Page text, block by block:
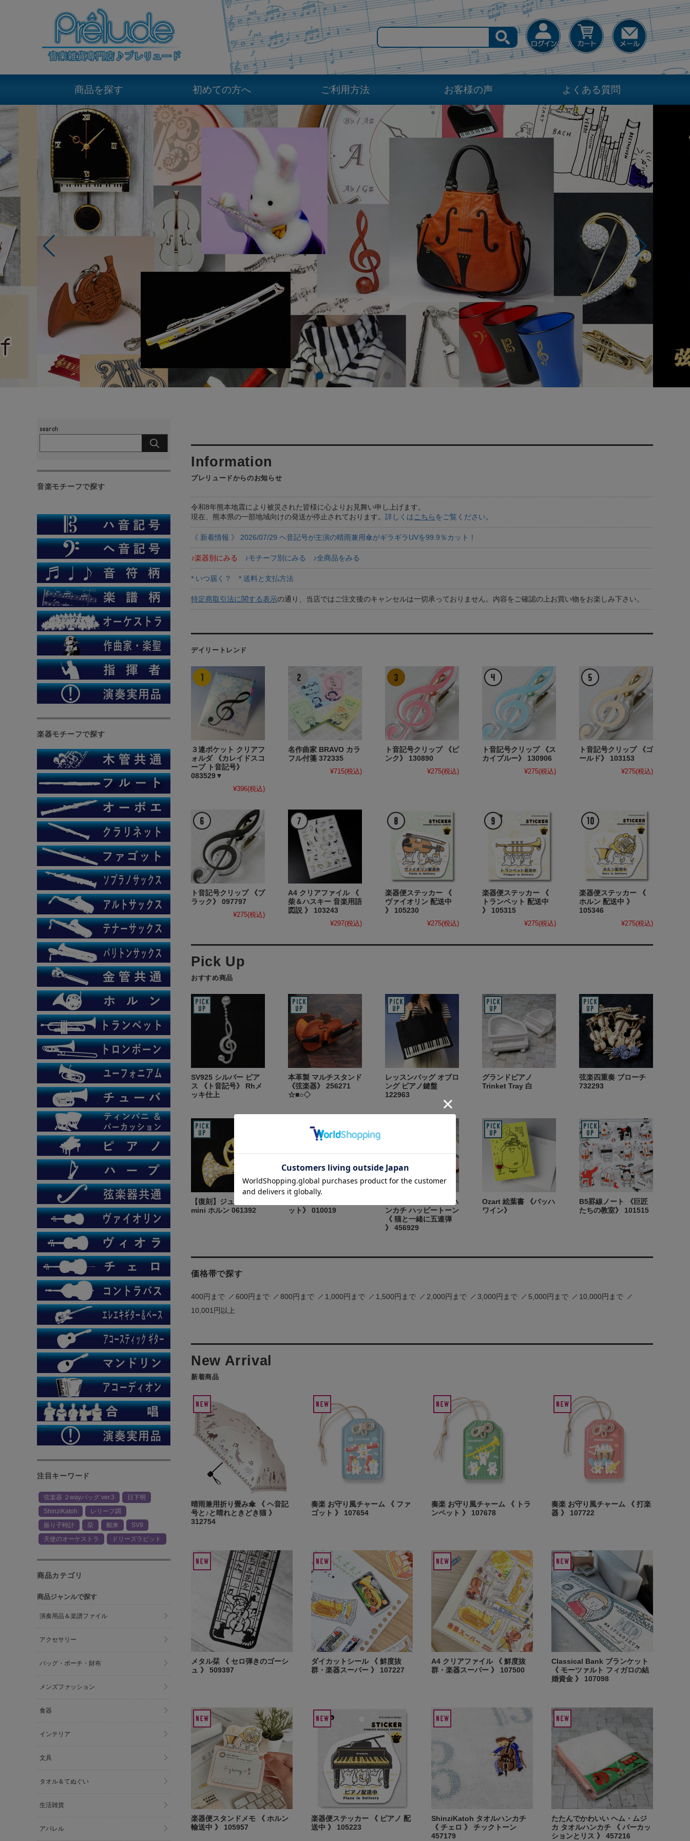
商品を探す 初めての方へ ご利用方法 お客様の声 よくある質問
プレリュードからのお知らせ
令和8年熊本地震により被災された皆様に心よりお見舞い申し上げます。
現在、熊本県の一部地域向けの発送が停止されております。 詳しくは こちら をご覧ください 。
《 新着情報 》 2026/07/29 ヘ音記号が主演の晴雨兼用傘がギラギラUVを99.9％カット！
♪楽器別にみる ♪モチーフ別にみる ♪全商品をみる
* いつ届く？ * 送料と支払方法
特定商取引法に関する表示の通り、当店ではご注文後のキャンセルは一切承っておりません。内容をご確認の上お買い物をお楽しみ下さい。
デイリートレンド
３連ポケット クリアフ
ォルダ 《カレイドスコ
ープ ト音記号》
083529▼
¥396(税込)
名作曲家 BRAVO カラ
フル付箋 372335
¥715(税込)
ト音記号クリップ 《ピ
ンク》 130890
¥275(税込)
ト音記号クリップ 《ス
カイブルー》 130906
¥275(税込)
ト音記号クリップ 《ゴ
ールド》 103153
¥275(税込)
ト音記号クリップ 《ブ
ラック》 097797
¥275(税込)
A4 クリアファイル 《
柴＆ハスキー 音楽用語
図説 》 103243
¥297(税込)
楽器便ステッカー 《
ヴァイオリン 配送中
》 105230
¥275(税込)
楽器便ステッカー 《
トランペット 配送中
》 105315
¥275(税込)
楽器便ステッカー 《
ホルン 配送中 》
105346
¥275(税込)
おすすめ商品
SV925 シルバー ピア
ス 《ト音記号》 Rhメ
ッキ仕上
本革製 マルチスタンド
《弦楽器》 256271
☆■○◇
レッスンバッグ オブロ
ング ピアノ鍵盤
122963
グランドピアノ
Trinket Tray 白
弦楽四重奏 ブローチ
732293
【復刻】ジュエルピン
mini ホルン 061392
ット》 010019
ShinziKatoh タオルハ
ンカチ ハッピートーン
《 猫と一緒に五連弾
》 456929
Ozart 絵葉書 《バッハ
ワイン》
B5罫線ノート 《巨匠
たちの教室》 101515
価格帯で探す
400円まで 600円まで 800円まで 1,000円まで 1,500円まで 2,000円まで 3,000円まで 5,000円まで
10,000円まで
10,001円以上
新着商品
晴雨兼用折り畳み傘 《 ヘ音記
号と♪と晴れときどき猫 》
312754
奏楽 お守り風チャーム 《 ファ
ゴット 》 107654
奏楽 お守り風チャーム 《 トラ
ンペット 》 107678
奏楽 お守り風チャーム 《 打楽
器 》 107722
メタル栞 《 セロ弾きのゴーシ
ュ 》 509397
ダイカットシール 《 鮮度抜
群・楽器スーパー 》 107227
A4 クリアファイル 《 鮮度抜
群・楽器スーパー 》 107500
Classical Bank ブランケット
《 モーツァルト フィガロの結
婚資金 》 107098
楽器便スタンドメモ 《 ホルン
輸送中 》 105957
楽器便ステッカー 《 ピアノ 配
送中 》 105223
ShinziKatoh タオルハンカチ
《 チェロ 》 チックトーン
457179
たたんでかわいい ヘム・ムジ
カ タオルハンカチ 《 パーカッ
ションとリス 》 457216
音楽モチーフで探す
楽器モチーフで探す
注目キーワード
弦楽器 ２wayバッグ ver.3
日下明
ShinziKatoh
レリーフ調
振り子時計
栞 舶来
SV9
天使のオーケストラ
ドリーズラビット
商品カテゴリ
商品ジャンルで探す
演奏用品＆楽譜ファイル
アクセサリー
バッグ・ポーチ・財布
メンズファッション
食器
インテリア
文具
タオル＆てぬぐい
生活雑貨
アパレル